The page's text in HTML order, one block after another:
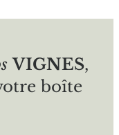
VIGNES,
boîte